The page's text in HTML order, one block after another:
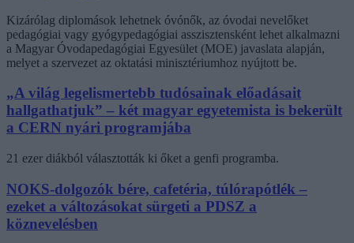
Kizárólag diplomások lehetnek óvónők, az óvodai nevelőket
pedagógiai vagy gyógypedagógiai asszisztensként lehet alkalmazni
a Magyar Óvodapedagógiai Egyesület (MOE) javaslata alapján,
melyet a szervezet az oktatási minisztériumhoz nyújtott be.
„A világ legelismertebb tudósainak előadásait
hallgathatjuk” – két magyar egyetemista is bekerült
a CERN nyári programjába
21 ezer diákból választották ki őket a genfi programba.
NOKS-dolgozók bére, cafetéria, túlórapótlék –
ezeket a változásokat sürgeti a PDSZ a
köznevelésben